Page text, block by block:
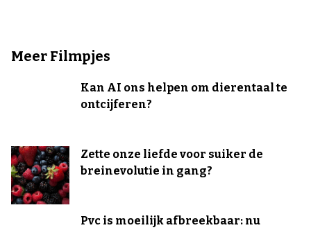
Meer Filmpjes
Kan AI ons helpen om dierentaal te
ontcijferen?
Zette onze liefde voor suiker de
breinevolutie in gang?
Pvc is moeilijk afbreekbaar: nu